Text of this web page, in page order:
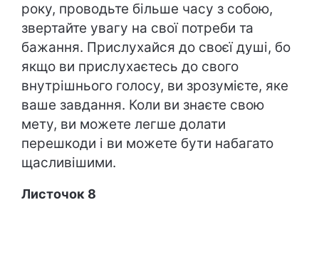
року, проводьте більше часу з собою,
звертайте увагу на свої потреби та
бажання. Прислухайся до своєї душі, бо
якщо ви прислухаєтесь до свого
внутрішнього голосу, ви зрозумієте, яке
ваше завдання. Коли ви знаєте свою
мету, ви можете легше долати
перешкоди і ви можете бути набагато
щасливішими.
Листочок 8